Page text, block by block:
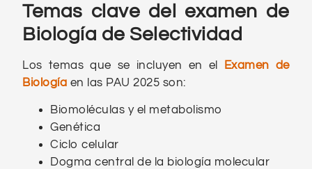
Temas clave del examen de
Biología de Selectividad
Los temas que se incluyen en el
Examen de
Biología en las PAU 2025 son:
Biomoléculas y el metabolismo
Genética
Ciclo celular
Dogma central de la biología molecular